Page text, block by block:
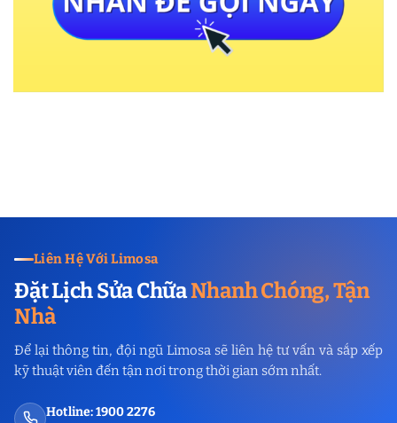
Liên Hệ Với Limosa
Đặt Lịch Sửa ChữaNhanh Chóng, Tận
Nhà
Để lại thông tin, đội ngũ Limosa sẽ liên hệ tư vấn và sắp xếp
kỹ thuật viên đến tận nơi trong thời gian sớm nhất.
Hotline: 1900 2276